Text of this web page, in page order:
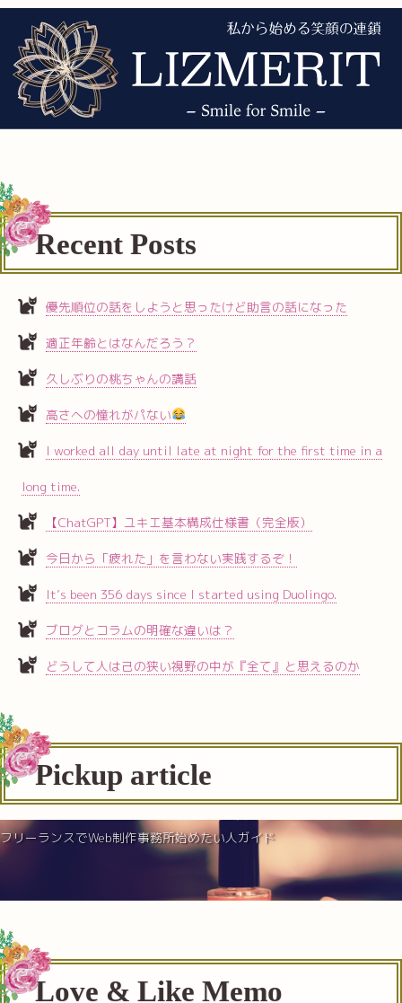
Recent Posts
優先順位の話をしようと思ったけど助言の話になった
適正年齢とはなんだろう？
久しぶりの桃ちゃんの講話
高さへの憧れがパない
I worked all day until late at night for the first time in a
long time.
【ChatGPT】ユキエ基本構成仕様書（完全版）
今日から「疲れた」を言わない実践するぞ！
It’s been 356 days since I started using Duolingo.
ブログとコラムの明確な違いは？
どうして人は己の狭い視野の中が『全て』と思えるのか
Pickup article
フリーランスでWeb制作事務所始めたい人ガイド
Love & Like Memo